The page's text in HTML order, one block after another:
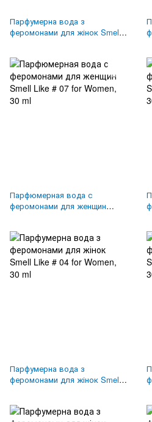
Парфумерна вода з
феромонами для жінок Smell
Парфюмерная вода с
феромонами для женщин
Парфумерна вода з
феромонами для жінок Smell